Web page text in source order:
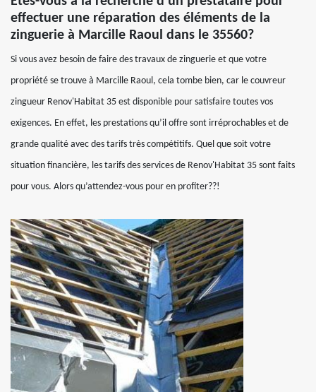
effectuer une réparation des éléments de la
zinguerie à Marcille Raoul dans le 35560?
Si vous avez besoin de faire des travaux de zinguerie et que votre
propriété se trouve à Marcille Raoul, cela tombe bien, car le couvreur
zingueur Renov'Habitat 35 est disponible pour satisfaire toutes vos
exigences. En effet, les prestations qu’il offre sont irréprochables et de
grande qualité avec des tarifs très compétitifs. Quel que soit votre
situation financière, les tarifs des services de Renov'Habitat 35 sont faits
pour vous. Alors qu’attendez-vous pour en profiter??!